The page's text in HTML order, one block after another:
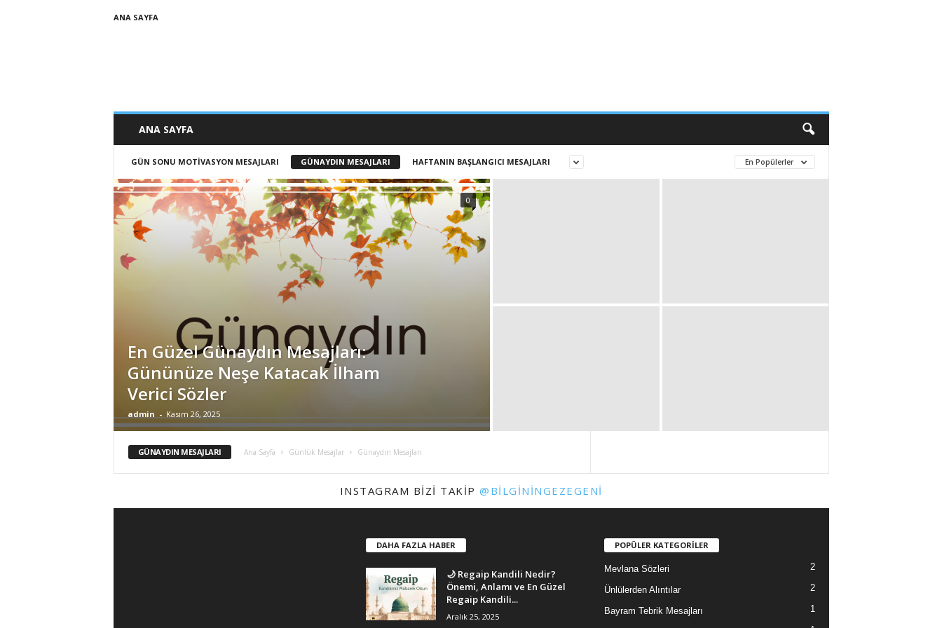
ANA SAYFA
ANA SAYFA
GÜN SONU MOTIVASYON MESAJLARI GÜNAYDIN MESAJLARI HAFTANIN BAŞLANGICI MESAJLARI En Popülerler
En Güzel Günaydın Mesajları:
Gününüze Neşe Katacak İlham
Verici Sözler
admin - Kasım 26, 2025
0
GÜNAYDIN MESAJLARI Ana Sayfa Günlük Mesajlar Günaydın Mesajları
INSTAGRAM BIZI TAKIP @BILGININGEZEGENI
DAHA FAZLA HABER
🌙 Regaip Kandili Nedir?
Önemi, Anlamı ve En Güzel
Regaip Kandili...
Aralık 25, 2025
POPÜLER KATEGORİLER
Mevlana Sözleri 2
Ünlülerden Alıntılar 2
Bayram Tebrik Mesajları 1